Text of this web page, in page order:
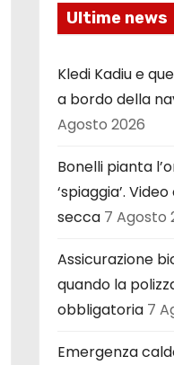
Ultime news
Kledi Kadiu e
a bordo della
Agosto 2026
Bonelli pianta
‘spiaggia’.
secca 7 Agosto
Assicurazione
quando la
obbligatoria 7
Emergenza